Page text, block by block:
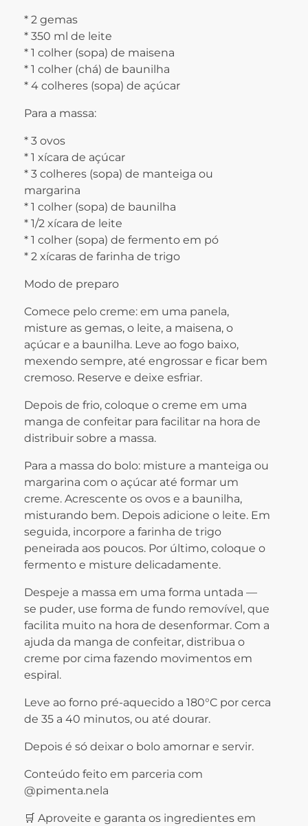
* 2 gemas
* 350 ml de leite
* 1 colher (sopa) de maisena
* 1 colher (chá) de baunilha
* 4 colheres (sopa) de açúcar
Para a massa:
* 3 ovos
* 1 xícara de açúcar
* 3 colheres (sopa) de manteiga ou
margarina
* 1 colher (sopa) de baunilha
* 1/2 xícara de leite
* 1 colher (sopa) de fermento em pó
* 2 xícaras de farinha de trigo
Modo de preparo
Comece pelo creme: em uma panela,
misture as gemas, o leite, a maisena, o
açúcar e a baunilha. Leve ao fogo baixo,
mexendo sempre, até engrossar e ficar bem
cremoso. Reserve e deixe esfriar.
Depois de frio, coloque o creme em uma
manga de confeitar para facilitar na hora de
distribuir sobre a massa.
Para a massa do bolo: misture a manteiga ou
margarina com o açúcar até formar um
creme. Acrescente os ovos e a baunilha,
misturando bem. Depois adicione o leite. Em
seguida, incorpore a farinha de trigo
peneirada aos poucos. Por último, coloque o
fermento e misture delicadamente.
Despeje a massa em uma forma untada —
se puder, use forma de fundo removível, que
facilita muito na hora de desenformar. Com a
ajuda da manga de confeitar, distribua o
creme por cima fazendo movimentos em
espiral.
Leve ao forno pré-aquecido a 180°C por cerca
de 35 a 40 minutos, ou até dourar.
Depois é só deixar o bolo amornar e servir.
Conteúdo feito em parceria com
@pimenta.nela
🛒 Aproveite e garanta os ingredientes em